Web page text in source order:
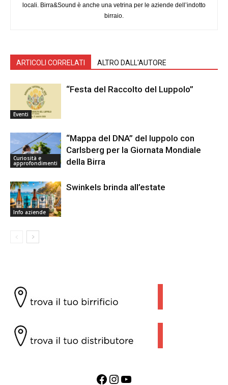
locali. Birra&Sound è anche una vetrina per le aziende dell’indotto
birraio.
ARTICOLI CORRELATI ALTRO DALL'AUTORE
Eventi
“Festa del Raccolto del Luppolo”
Curiosità e
approfondimenti
“Mappa del DNA” del luppolo con
Carlsberg per la Giornata Mondiale
della Birra
Info aziende
Swinkels brinda all’estate
Facebook InstagramYouTube